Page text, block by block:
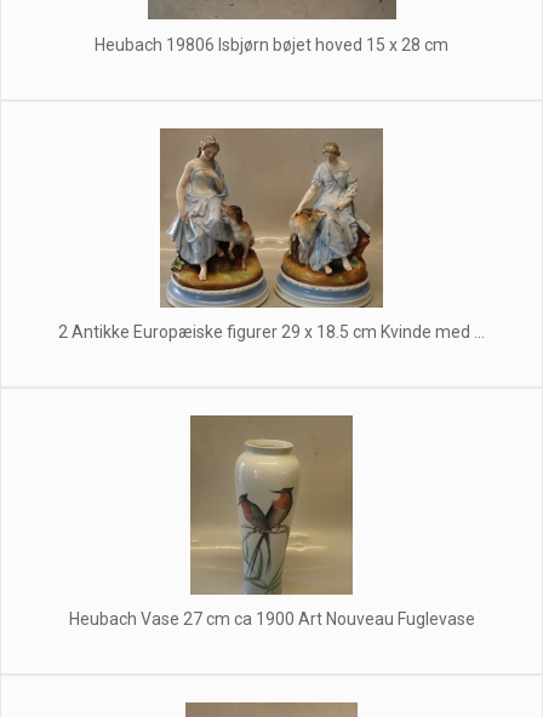
Heubach 19806 Isbjørn bøjet hoved 15 x 28 cm
2 Antikke Europæiske figurer 29 x 18.5 cm Kvinde med ...
Heubach Vase 27 cm ca 1900 Art Nouveau Fuglevase